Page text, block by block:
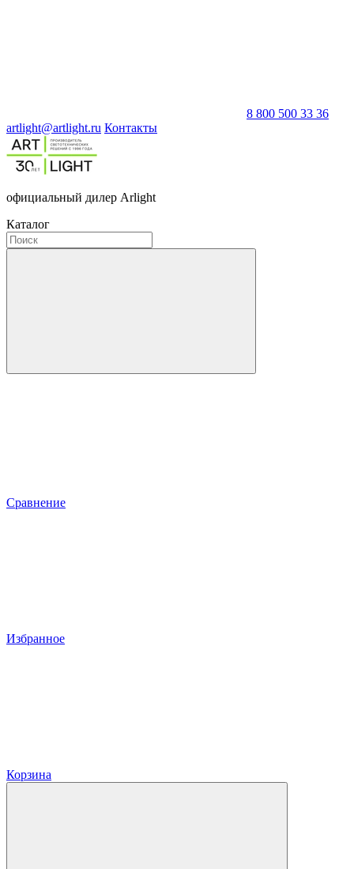
8 800 500 33 36
artlight@artlight.ru Контакты
официальный дилер Arlight
Каталог
Сравнение
Избранное
Корзина